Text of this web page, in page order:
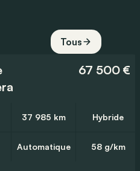
Tous
67 500 €
37 985 km Hybride
Automatique 58 g/km